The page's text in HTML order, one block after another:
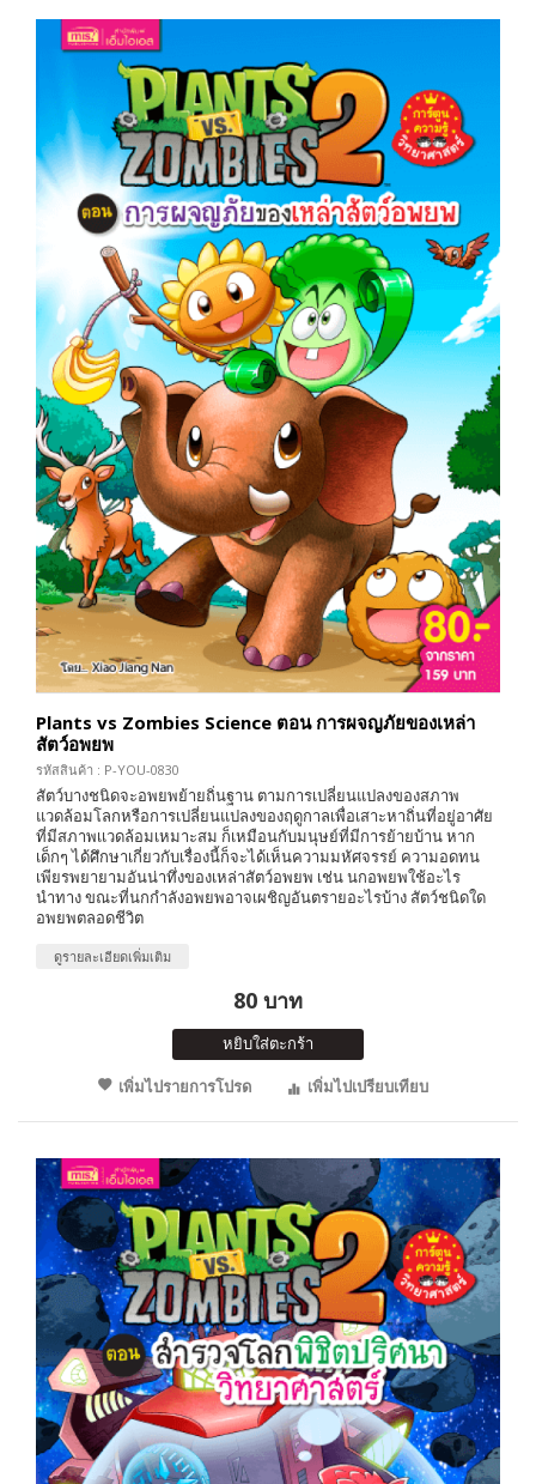
Plants vs Zombies Science ตอน การผจญภัยของเหล่า
สัตว์อพยพ
รหัสสินค้า : P-YOU-0830
สัตว์บางชนิดจะอพยพย้ายถิ่นฐาน ตามการเปลี่ยนแปลงของสภาพ
แวดล้อมโลกหรือการเปลี่ยนแปลงของฤดูกาลเพื่อเสาะหาถิ่นที่อยู่อาศัย
ที่มีสภาพเเวดล้อมเหมาะสม ก็เหมือนกับมนุษย์ที่มีการย้ายบ้าน หาก
เด็กๆ ได้ศึกษาเกี่ยวกับเรื่องนี้ก็จะได้เห็นความมหัศจรรย์ ความอดทน
เพียรพยายามอันน่าทึ่งของเหล่าสัตว์อพยพ เช่น นกอพยพใช้อะไร
นำทาง ขณะที่นกกำลังอพยพอาจเผชิญอันตรายอะไรบ้าง สัตว์ชนิดใด
อพยพตลอดชีวิต
ดูรายละเอียดเพิ่มเติม
80 บาท
หยิบใส่ตะกร้า
เพิ่มไปรายการโปรด
เพิ่มไปเปรียบเทียบ